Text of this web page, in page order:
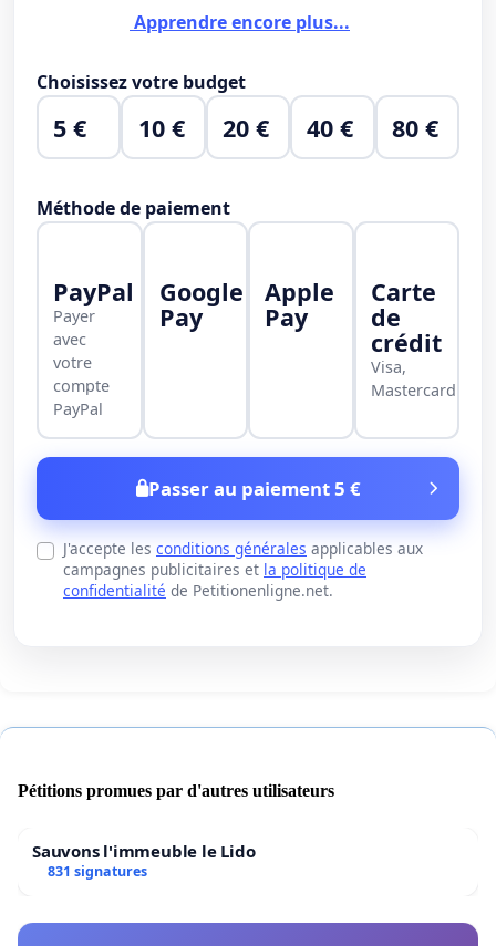
Apprendre encore plus...
Choisissez votre budget
5 € 10 € 20 € 40 € 80 €
Méthode de paiement
PayPal
Payer
avec
votre
compte
PayPal
Google
Pay
Apple
Pay
Carte
de
crédit
Visa,
Mastercard
Passer au paiement 5 €
J'accepte les conditions générales applicables aux
campagnes publicitaires et la politique de
confidentialité de Petitionenligne.net.
Pétitions promues par d'autres utilisateurs
Sauvons l'immeuble le Lido
831 signatures